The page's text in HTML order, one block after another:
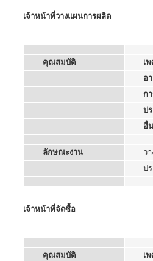
เจ้าหน้าที่วางแผนการผลิต
คุณสมบัติ เ
อ
ก
ป
อื่
ลักษณะงาน
ว
ป
เจ้าหน้าที่จัดซื้อ
คุณสมบัติ เ